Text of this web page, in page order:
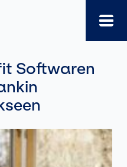
Softwaren